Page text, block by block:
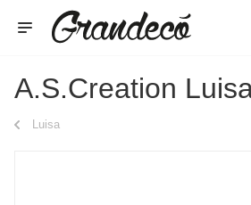
A.S.Creation
Luisa